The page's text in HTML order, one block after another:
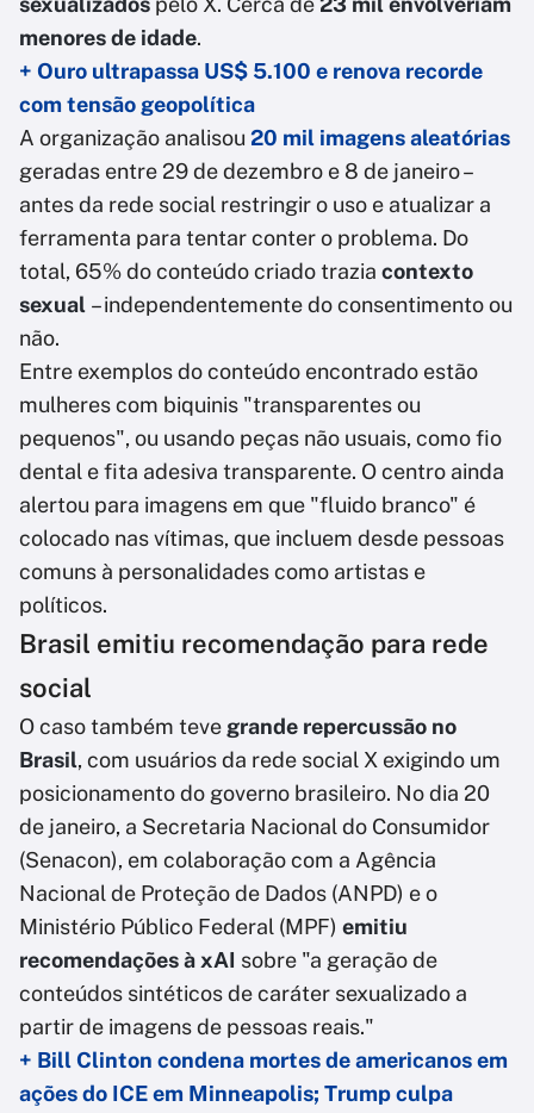
menores de idade.
+ Ouro ultrapassa US$ 5.100 e renova recorde
com tensão geopolítica
A organização analisou 20 mil imagens aleatórias
geradas entre 29 de dezembro e 8 de janeiro –
antes da rede social restringir o uso e atualizar a
ferramenta para tentar conter o problema. Do
total, 65% do conteúdo criado trazia contexto
sexual – independentemente do consentimento ou
não.
Entre exemplos do conteúdo encontrado estão
mulheres com biquinis "transparentes ou
pequenos", ou usando peças não usuais, como fio
dental e fita adesiva transparente. O centro ainda
alertou para imagens em que "fluido branco" é
colocado nas vítimas, que incluem desde pessoas
comuns à personalidades como artistas e
políticos.
Brasil emitiu recomendação para rede
social
O caso também teve grande repercussão no
Brasil, com usuários da rede social X exigindo um
posicionamento do governo brasileiro. No dia 20
de janeiro, a Secretaria Nacional do Consumidor
(Senacon), em colaboração com a Agência
Nacional de Proteção de Dados (ANPD) e o
Ministério Público Federal (MPF) emitiu
recomendações à xAI sobre "a geração de
conteúdos sintéticos de caráter sexualizado a
partir de imagens de pessoas reais."
+ Bill Clinton condena mortes de americanos em
ações do ICE em Minneapolis; Trump culpa